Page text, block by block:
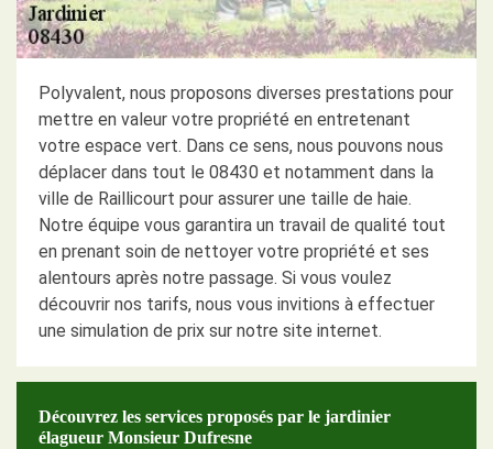
Polyvalent, nous proposons diverses prestations pour
mettre en valeur votre propriété en entretenant
votre espace vert. Dans ce sens, nous pouvons nous
déplacer dans tout le 08430 et notamment dans la
ville de Raillicourt pour assurer une taille de haie.
Notre équipe vous garantira un travail de qualité tout
en prenant soin de nettoyer votre propriété et ses
alentours après notre passage. Si vous voulez
découvrir nos tarifs, nous vous invitions à effectuer
une simulation de prix sur notre site internet.
Découvrez les services proposés par le jardinier
élagueur Monsieur Dufresne